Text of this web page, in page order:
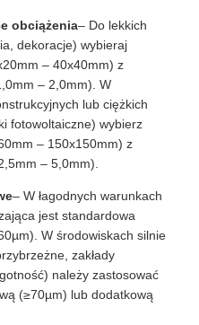
obciążenia– Do lekkich
dekoracje) wybieraj
– 40x40mm) z
– 2,0mm). W
lub ciężkich
fotowoltaiczne) wybierz
– 150x150mm) z
– 5,0mm).
– W łagodnych warunkach
jest standardowa
W środowiskach silnie
zakłady
należy zastosować
(≥70µm) lub dodatkową